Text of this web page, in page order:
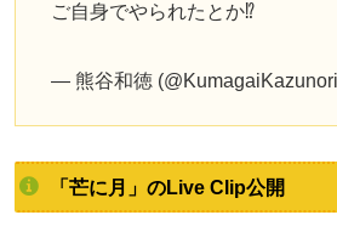
ご自身でやられたとか⁉️
— 熊谷和徳
「芒に月」のLive Clip公開